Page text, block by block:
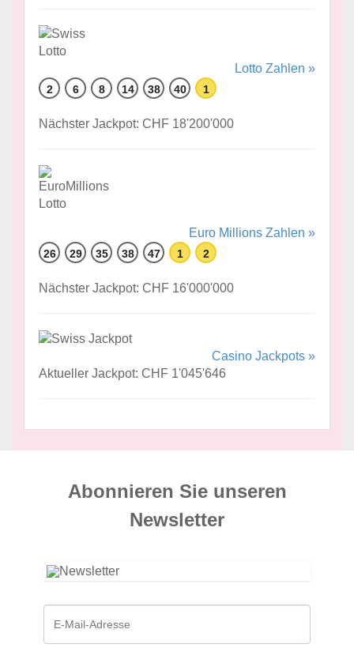
Lotto Zahlen »
2 6 8 14 38 40 1
Nächster Jackpot: CHF 18'200'000
Euro Millions Zahlen »
26 29 35 38 47 1 2
Nächster Jackpot: CHF 16'000'000
Casino Jackpots »
Aktueller Jackpot: CHF 1'045'646
Abonnieren Sie unseren
News­letter